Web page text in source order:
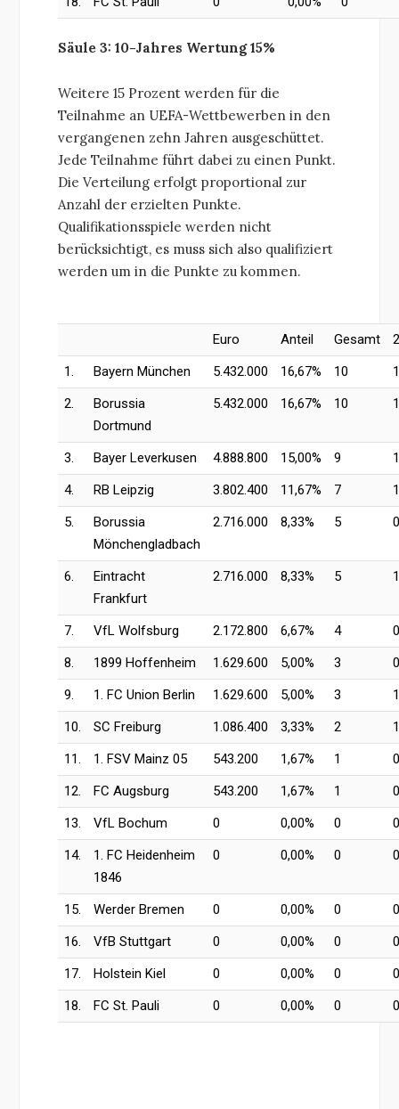
Säule 3: 10-Jahres Wertung 15%
Weitere 15 Prozent werden für die
Teilnahme an UEFA-Wettbewerben in den
vergangenen zehn Jahren ausgeschüttet.
Jede Teilnahme führt dabei zu einen Punkt.
Die Verteilung erfolgt proportional zur
Anzahl der erzielten Punkte.
Qualifikationsspiele werden nicht
berücksichtigt, es muss sich also qualifiziert
werden um in die Punkte zu kommen.
Euro Anteil Gesamt
1.
Bayern München 5.432.000 16,67% 10
1
2.
Borussia
Dortmund
5.432.000 16,67% 10 1
3. Bayer Leverkusen 4.888.800 15,00% 9
1
4.
RB Leipzig 3.802.400 11,67% 7
1
5.
Borussia
Mönchengladbach
2.716.000 8,33% 5 0
6.
Eintracht
Frankfurt
2.716.000 8,33% 5 1
7. VfL Wolfsburg 2.172.800 6,67% 4
0
8.
1899 Hoffenheim 1.629.600 5,00% 3
0
9.
1. FC Union Berlin 1.629.600 5,00% 3
1
10.
SC Freiburg 1.086.400 3,33% 2
1
11.
1. FSV Mainz 05 543.200 1,67% 1
0
12.
FC Augsburg 543.200 1,67% 1
0
13.
VfL Bochum 0 0,00% 0
0
14.
1. FC Heidenheim
1846
0 0,00% 0 0
15. Werder Bremen 0 0,00% 0
0
16.
VfB Stuttgart 0 0,00% 0
0
17.
Holstein Kiel 0 0,00% 0
0
18.
FC St. Pauli 0 0,00% 0 0